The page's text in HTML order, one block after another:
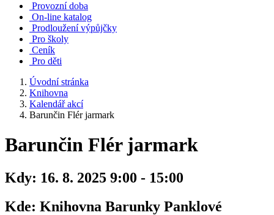
Provozní doba
On-line katalog
Prodloužení výpůjčky
Pro školy
Ceník
Pro děti
Úvodní stránka
Knihovna
Kalendář akcí
Barunčin Flér jarmark
Barunčin Flér jarmark
Kdy: 16. 8. 2025 9:00 - 15:00
Kde: Knihovna Barunky Panklové